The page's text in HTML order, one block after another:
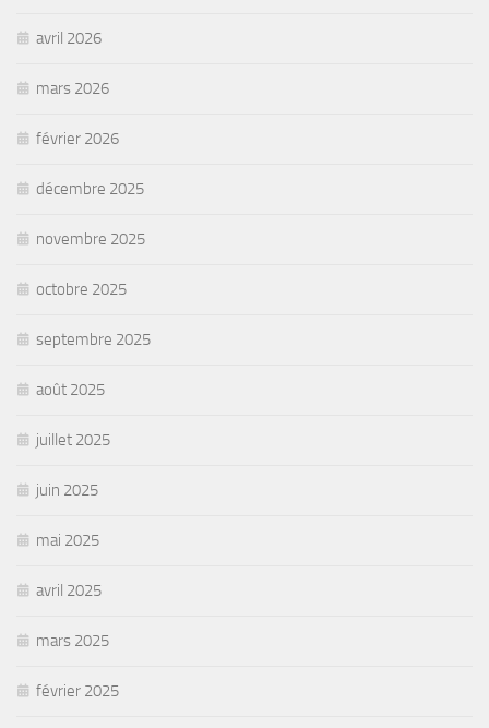
avril 2026
mars 2026
février 2026
décembre 2025
novembre 2025
octobre 2025
septembre 2025
août 2025
juillet 2025
juin 2025
mai 2025
avril 2025
mars 2025
février 2025